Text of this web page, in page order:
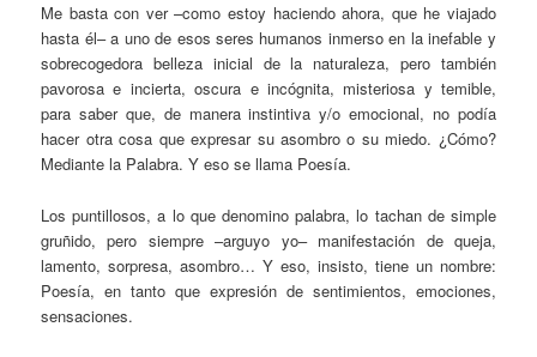
Me basta con ver –como estoy haciendo ahora, que he viajado
hasta él– a uno de esos seres humanos inmerso en la inefable y
sobrecogedora belleza inicial de la naturaleza, pero también
pavorosa e incierta, oscura e incógnita, misteriosa y temible,
para saber que, de manera instintiva y/o emocional, no podía
hacer otra cosa que expresar su asombro o su miedo. ¿Cómo?
Mediante la Palabra. Y eso se llama Poesía.
Los puntillosos, a lo que denomino palabra, lo tachan de simple
gruñido, pero siempre –arguyo yo– manifestación de queja,
lamento, sorpresa, asombro… Y eso, insisto, tiene un nombre:
Poesía, en tanto que expresión de sentimientos, emociones,
sensaciones.